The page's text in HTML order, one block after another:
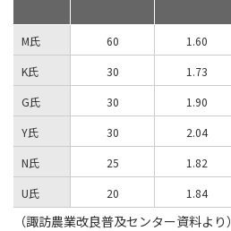
M氏
60 1.60
K氏
30 1.73
G氏
30 1.90
Y氏
30 2.04
N氏
25 1.82
U氏
20 1.84
（諏訪農業改良普及センター資料より）